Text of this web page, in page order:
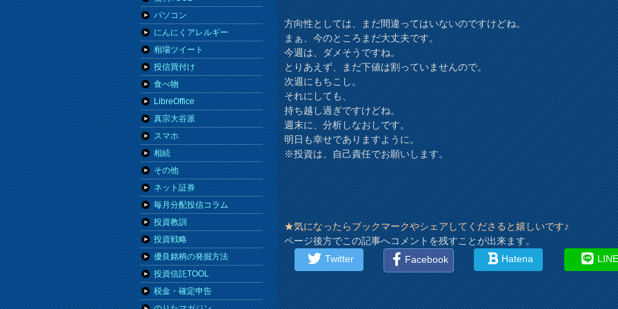
方向性としては、まだ間違ってはいないのですけどね。
まぁ、今のところまだ大丈夫です。
今週は、ダメそうですね。
とりあえず、まだ下値は割っていませんので。
次週にもちこし。
それにしても、
持ち越し過ぎですけどね。
週末に、分析しなおしです。
明日も幸せでありますように。
※投資は、自己責任でお願いします。
★気になったらブックマークやシェアしてくださると嬉しいです♪
ページ後方でこの記事へコメントを残すことが出来ます。
Twitter
Facebook Hatena
パソコン
にんにくアレルギー
相場ツイート
投信買付け
食べ物
LibreOffice
真宗大谷派
スマホ
相続
その他
ネット証券
毎月分配投信コラム
投資教訓
投資戦略
優良銘柄の発掘方法
投資信託TOOL
税金・確定申告